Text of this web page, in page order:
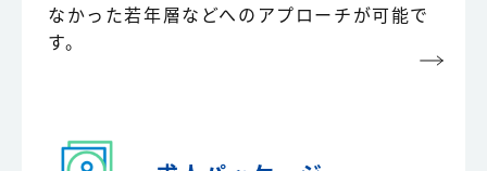
なかった若年層などへのアプローチが可能で
す。